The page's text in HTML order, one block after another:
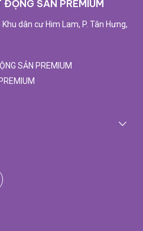
SẢN PREMIUM
dân cư Him Lam, P. Tân Hưng,
SẢN PREMIUM